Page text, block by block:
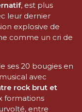
, est plus
leur dernier
explosive de
comme un cri de
ses 20 bougies en
avec
rock brut et
formations
entre